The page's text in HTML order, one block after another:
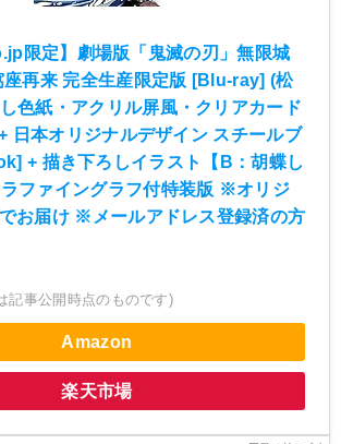
限定】劇場版「鬼滅の刃」無限城
座再来 完全生産限定版 [Blu-ray] (松
色紙・アクリル屏風・クリアカード
日本オリジナルデザイン スチールブ
+ 描き下ろしイラスト【B：胡蝶し
ファイングラフ付特装版 ※オリジ
お届け ※メールアドレス登録済の方
記事公開時点のものです)
Amazon
楽天市場